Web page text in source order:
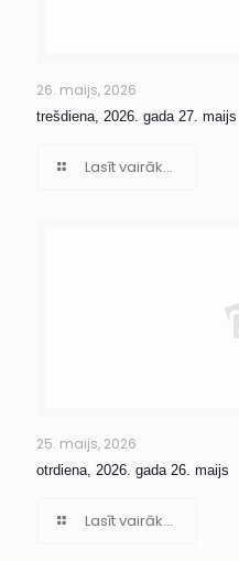
26. maijs, 2026
trešdiena, 2026. gada 27. maijs
Lasīt vairāk...
25. maijs, 2026
otrdiena, 2026. gada 26. maijs
Lasīt vairāk...